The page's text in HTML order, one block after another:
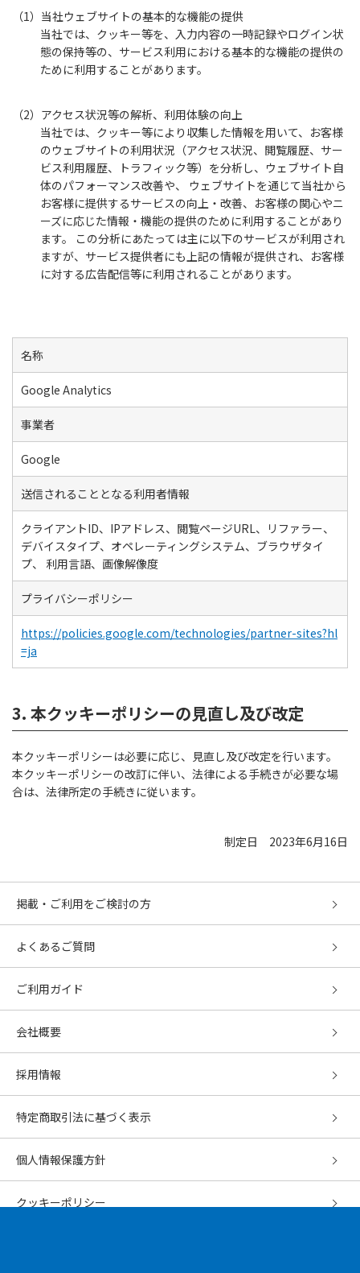
（1）当社ウェブサイトの基本的な機能の提供
当社では、クッキー等を、入力内容の一時記録やログイン状
態の保持等の、サービス利用における基本的な機能の提供の
ために利用することがあります。
（2）アクセス状況等の解析、利用体験の向上
当社では、クッキー等により収集した情報を用いて、お客様
のウェブサイトの利用状況（アクセス状況、閲覧履歴、サー
ビス利用履歴、トラフィック等）を分析し、ウェブサイト自
体のパフォーマンス改善や、 ウェブサイトを通じて当社から
お客様に提供するサービスの向上・改善、お客様の関心やニ
ーズに応じた情報・機能の提供のために利用することがあり
ます。 この分析にあたっては主に以下のサービスが利用され
ますが、サービス提供者にも上記の情報が提供され、お客様
に対する広告配信等に利用されることがあります。
名称
Google Analytics
事業者
Google
送信されることとなる利用者情報
クライアントID、IPアドレス、閲覧ページURL、リファラー、
デバイスタイプ、オペレーティングシステム、ブラウザタイ
プ、
利用言語、画像解像度
プライバシーポリシー
https://policies.google.com/technologies/partner-sites?hl
=ja
3. 本クッキーポリシーの見直し及び改定
本クッキーポリシーは必要に応じ、見直し及び改定を行います。
本クッキーポリシーの改訂に伴い、法律による手続きが必要な場
合は、法律所定の手続きに従います。
制定日 2023年6月16日
掲載・ご利用をご検討の方
よくあるご質問
ご利用ガイド
会社概要
採用情報
特定商取引法に基づく表示
個人情報保護方針
クッキーポリシー